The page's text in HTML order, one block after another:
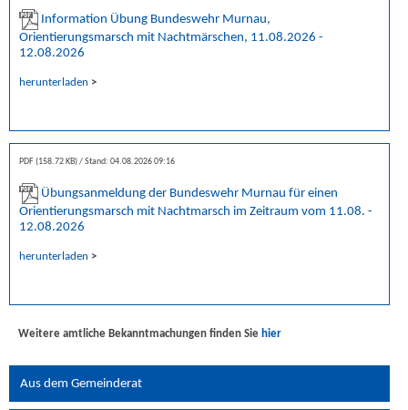
Information Übung Bundeswehr Murnau,
Orientierungsmarsch mit Nachtmärschen, 11.08.2026 -
12.08.2026
herunterladen >
PDF (158.72 KB) Stand: 04.08.2026 09:16
Übungsanmeldung der Bundeswehr Murnau für einen
Orientierungsmarsch mit Nachtmarsch im Zeitraum vom 11.08. -
12.08.2026
herunterladen >
Weitere amtliche Bekanntmachungen finden Sie hier
Aus dem Gemeinderat